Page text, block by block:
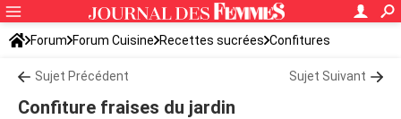
Forum Forum Cuisine Recettes sucrées Confitures
Sujet Précédent Sujet Suivant
Confiture fraises du jardin